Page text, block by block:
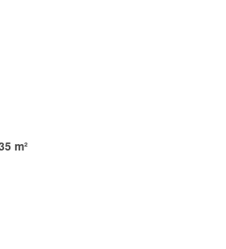
m²